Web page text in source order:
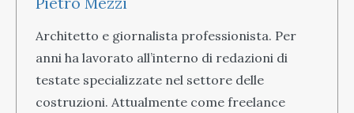
Architetto e giornalista professionista. Per
anni ha lavorato all’interno di redazioni di
testate specializzate nel settore delle
costruzioni. Attualmente come freelance